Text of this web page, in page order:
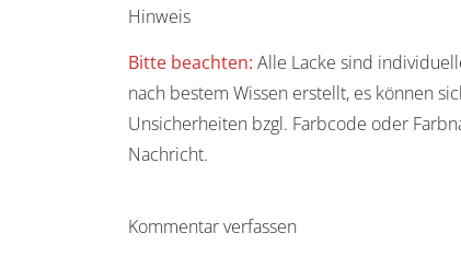
Hinweis
Bitte beachten: Alle Lacke sind
nach bestem Wissen erstellt, es können
Unsicherheiten bzgl. Farbcode oder
Nachricht.
Kommentar verfassen